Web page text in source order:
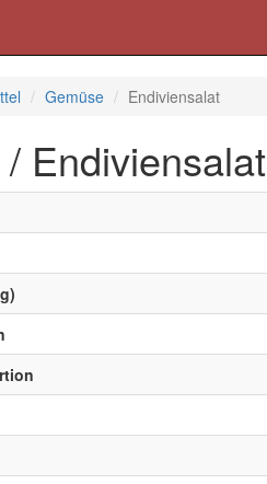
Gemüse Endiviensalat
Endiviensalat